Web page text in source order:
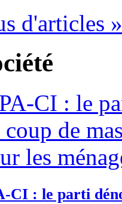
d'articles »
CI : le parti